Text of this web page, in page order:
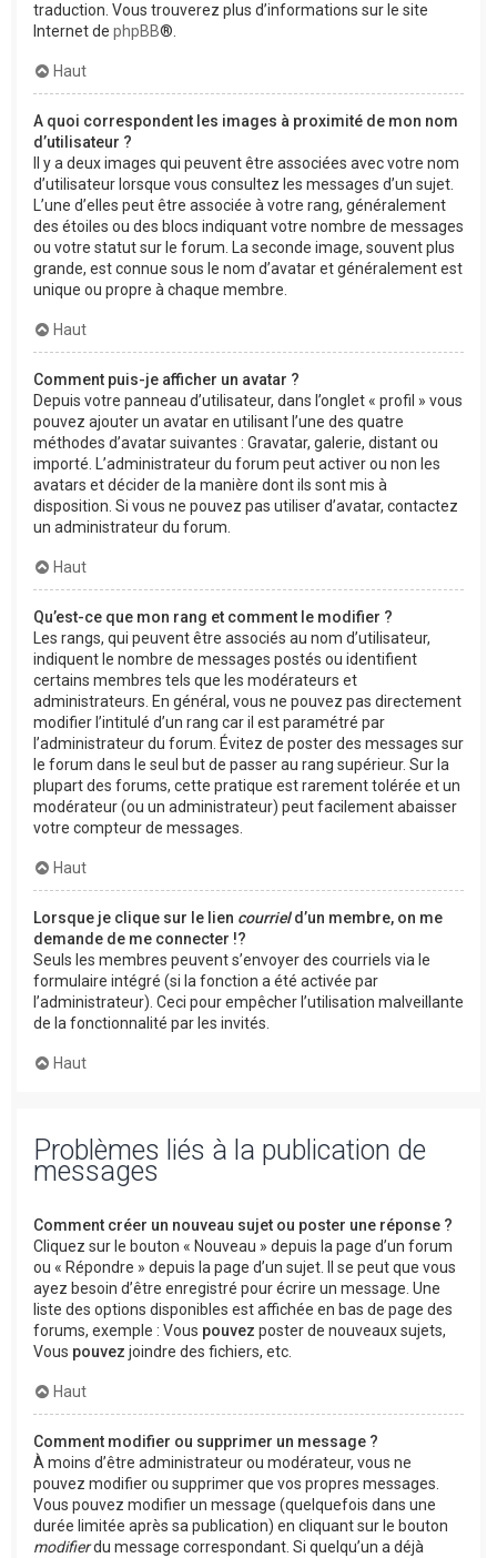
traduction. Vous trouverez plus d’informations sur le site
Internet de phpBB®.
Haut
A quoi correspondent les images à proximité de mon nom
d’utilisateur ?
Il y a deux images qui peuvent être associées avec votre nom
d’utilisateur lorsque vous consultez les messages d’un sujet.
L’une d’elles peut être associée à votre rang, généralement
des étoiles ou des blocs indiquant votre nombre de messages
ou votre statut sur le forum. La seconde image, souvent plus
grande, est connue sous le nom d’avatar et généralement est
unique ou propre à chaque membre.
Haut
Comment puis-je afficher un avatar ?
Depuis votre panneau d’utilisateur, dans l’onglet « profil » vous
pouvez ajouter un avatar en utilisant l’une des quatre
méthodes d’avatar suivantes : Gravatar, galerie, distant ou
importé. L’administrateur du forum peut activer ou non les
avatars et décider de la manière dont ils sont mis à
disposition. Si vous ne pouvez pas utiliser d’avatar, contactez
un administrateur du forum.
Haut
Qu’est-ce que mon rang et comment le modifier ?
Les rangs, qui peuvent être associés au nom d’utilisateur,
indiquent le nombre de messages postés ou identifient
certains membres tels que les modérateurs et
administrateurs. En général, vous ne pouvez pas directement
modifier l’intitulé d’un rang car il est paramétré par
l’administrateur du forum. Évitez de poster des messages sur
le forum dans le seul but de passer au rang supérieur. Sur la
plupart des forums, cette pratique est rarement tolérée et un
modérateur (ou un administrateur) peut facilement abaisser
votre compteur de messages.
Haut
Lorsque je clique sur le lien courrield’un membre, on me
demande de me connecter !?
Seuls les membres peuvent s’envoyer des courriels via le
formulaire intégré (si la fonction a été activée par
l’administrateur). Ceci pour empêcher l’utilisation malveillante
de la fonctionnalité par les invités.
Haut
Problèmes liés à la publication de
messages
Comment créer un nouveau sujet ou poster une réponse ?
Cliquez sur le bouton « Nouveau » depuis la page d’un forum
ou « Répondre » depuis la page d’un sujet. Il se peut que vous
ayez besoin d’être enregistré pour écrire un message. Une
liste des options disponibles est affichée en bas de page des
forums, exemple : Vous pouvez poster de nouveaux sujets,
Vous pouvez joindre des fichiers, etc.
Haut
Comment modifier ou supprimer un message ?
À moins d’être administrateur ou modérateur, vous ne
pouvez modifier ou supprimer que vos propres messages.
Vous pouvez modifier un message (quelquefois dans une
durée limitée après sa publication) en cliquant sur le bouton
modifierdu message correspondant. Si quelqu’un a déjà